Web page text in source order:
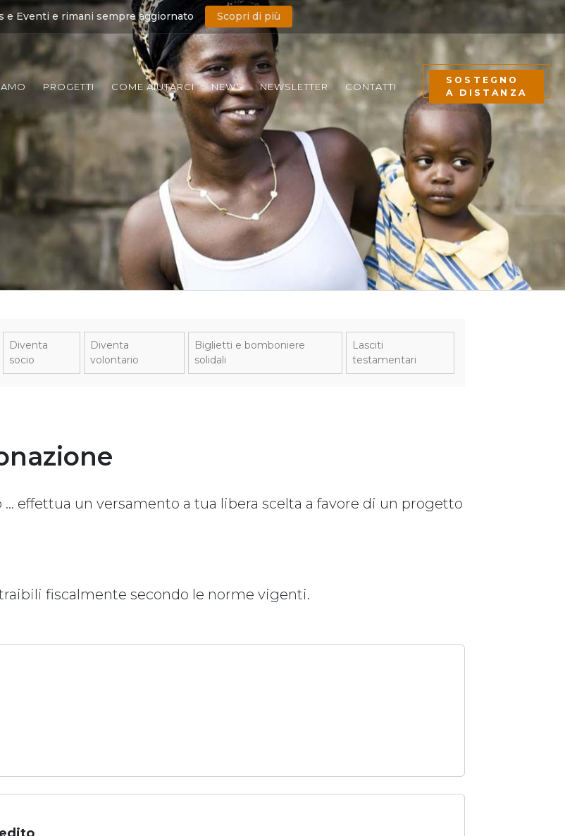
e Eventi e rimani sempre aggiornato Scopri di più
SOSTEGNO
A DISTANZA
PROGETTI COME AIUTARCI NEWS NEWSLETTER CONTATTI
Diventa
socio
Diventa
volontario
Biglietti e bomboniere
solidali
Lasciti
testamentari
effettua un versamento a tua libera scelta a favore di un progetto
fiscalmente secondo le norme vigenti.